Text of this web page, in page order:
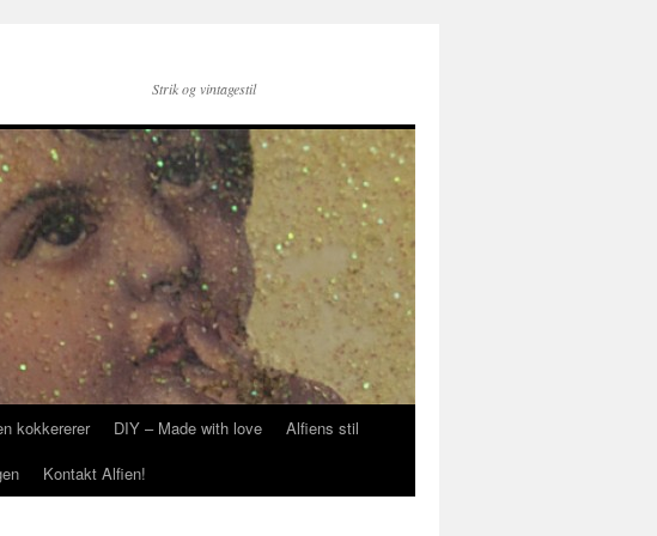
Strik og vintagestil
kokkererer DIY – Made with love
Alfiens stil
Kontakt Alfien!